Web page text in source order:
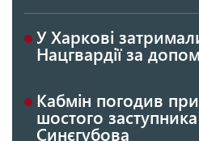
У Харкові
Нацгвардії за
Кабмін погодив
шостого
Синєгубова